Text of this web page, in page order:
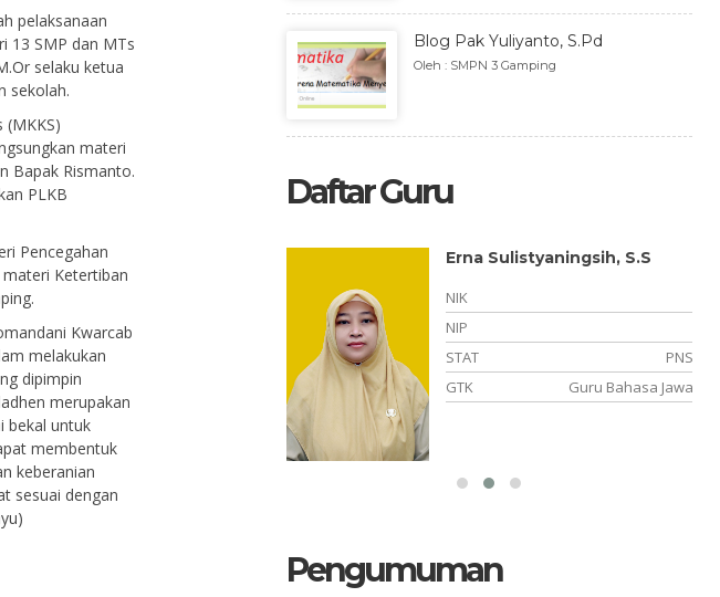
pelaksanaan
13 SMP dan MTs
selaku ketua
sekolah.
materi
Bapak Rismanto.
PLKB
Pencegahan
Ketertiban
Kwarcab
melakukan
dipimpin
merupakan
bekal untuk
membentuk
keberanian
sesuai dengan
Blog Pak Yuliyanto, S.Pd
Oleh : SMPN 3 Gamping
Daftar Guru
Yakob Irawan
NIK
NIP
STAT
GTK
Erna Sulistyaningsih, S.S
NIK
NIP
STAT
PNS
GTK
Guru Bahasa Jawa
Pengumuman